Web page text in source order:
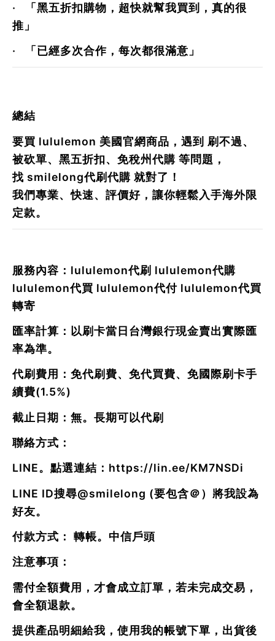
·
「黑五折扣購物，超快就幫我買到，真的很
推」
·
「已經多次合作，每次都很滿意」
總結
要買 lululemon 美國官網商品，遇到 刷不過、
被砍單、黑五折扣、免稅州代購 等問題，
找 smilelong代刷代購 就對了！
我們專業、快速、評價好，讓你輕鬆入手海外限
定款。
服務內容：lululemon代刷 lululemon代購
lululemon代買 lululemon代付 lululemon代買
轉寄
匯率計算：以刷卡當日台灣銀行現金賣出實際匯
率為準。
代刷費用：免代刷費、免代買費、免國際刷卡手
續費(1.5%)
截止日期：無。長期可以代刷
聯絡方式：
LINE。點選連結： https://lin.ee/KM7NSDi
LINE ID搜尋@smilelong (要包含＠）將我設為
好友。
付款方式： 轉帳。中信戶頭
注意事項：
需付全額費用，才會成立訂單，若未完成交易，
會全額退款。
提供產品明細給我，使用我的帳號下單，出貨後